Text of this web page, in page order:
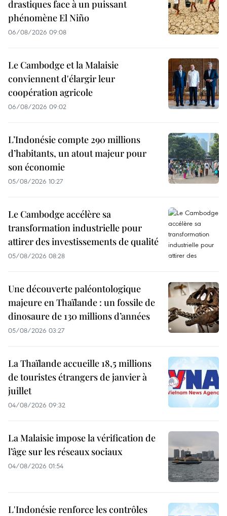
drastiques face à un puissant
phénomène El Niño
06/08/2026 09:08
Le Cambodge et la Malaisie
conviennent d'élargir leur
coopération agricole
06/08/2026 09:02
L’Indonésie compte 290 millions
d’habitants, un atout majeur pour
son économie
05/08/2026 10:27
Le Cambodge accélère sa
transformation industrielle pour
attirer des investissements de qualité
05/08/2026 08:28
Une découverte paléontologique
majeure en Thaïlande : un fossile de
dinosaure de 130 millions d’années
05/08/2026 03:27
La Thaïlande accueille 18,5 millions
de touristes étrangers de janvier à
juillet
04/08/2026 09:32
La Malaisie impose la vérification de
l’âge sur les réseaux sociaux
04/08/2026 01:54
L'Indonésie renforce les contrôles